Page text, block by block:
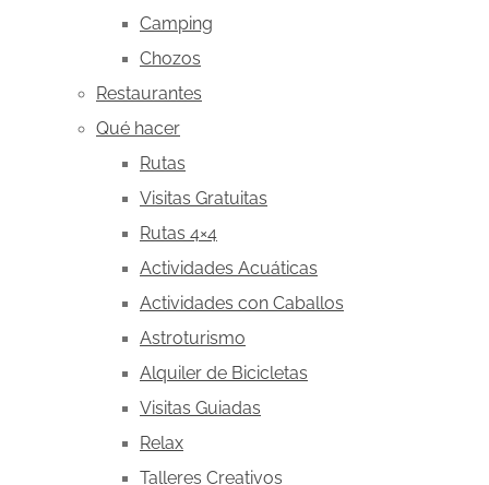
Camping
Chozos
Restaurantes
Qué hacer
Rutas
Visitas Gratuitas
Rutas 4×4
Actividades Acuáticas
Actividades con Caballos
Astroturismo
Alquiler de Bicicletas
Visitas Guiadas
Relax
Talleres Creativos